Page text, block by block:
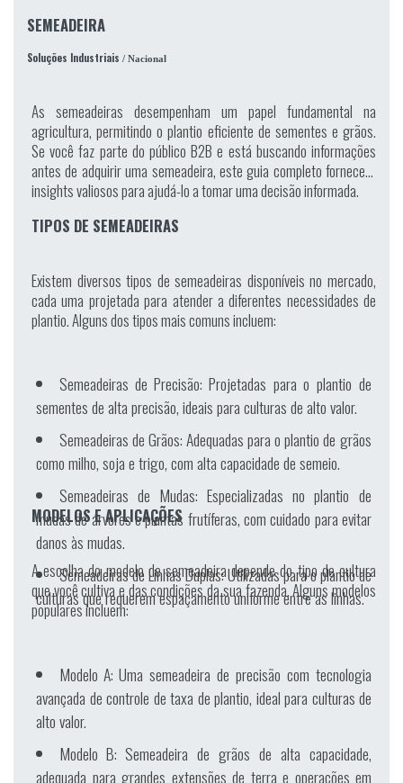
SEMEADEIRA
Soluções Industriais / Nacional
As semeadeiras desempenham um papel fundamental na
agricultura, permitindo o plantio eficiente de sementes e grãos.
Se você faz parte do público B2B e está buscando informações
antes de adquirir uma semeadeira, este guia completo fornecerá
insights valiosos para ajudá-lo a tomar uma decisão informada.
TIPOS DE SEMEADEIRAS
Existem diversos tipos de semeadeiras disponíveis no mercado,
cada uma projetada para atender a diferentes necessidades de
plantio. Alguns dos tipos mais comuns incluem:
Semeadeiras de Precisão: Projetadas para o plantio de
sementes de alta precisão, ideais para culturas de alto valor.
Semeadeiras de Grãos:Adequadas para o plantio de grãos
como milho, soja e trigo, com alta capacidade de semeio.
Semeadeiras de Mudas: Especializadas no plantio de
mudas de árvores e plantas frutíferas, com cuidado para evitar
danos às mudas.
Semeadeiras de Linhas Duplas:Utilizadas para o plantio de
culturas que requerem espaçamento uniforme entre as linhas.
MODELOS E APLICAÇÕES
A escolha do modelo de semeadeira depende do tipo de cultura
que você cultiva e das condições da sua fazenda. Alguns modelos
populares incluem:
Modelo A: Uma semeadeira de precisão com tecnologia
avançada de controle de taxa de plantio, ideal para culturas de
alto valor.
Modelo B: Semeadeira de grãos de alta capacidade,
adequada para grandes extensões de terra e operações em